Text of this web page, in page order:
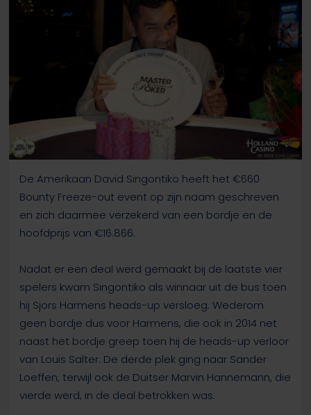
De Amerikaan David Singontiko heeft het €660
Bounty Freeze-out event op zijn naam geschreven
en zich daarmee verzekerd van een bordje en de
hoofdprijs van €16.866.
Nadat er een deal werd gemaakt bij de laatste vier
spelers kwam Singontiko als winnaar uit de bus toen
hij Sjors Harmens heads-up versloeg. Wederom
geen bordje dus voor Harmens, die ook in 2014 net
naast het bordje greep toen hij de heads-up verloor
van Louis Salter. De derde plek ging naar Sander
Loeffen, terwijl ook de Duitser Marvin Hannemann, die
vierde werd, in de deal betrokken was.